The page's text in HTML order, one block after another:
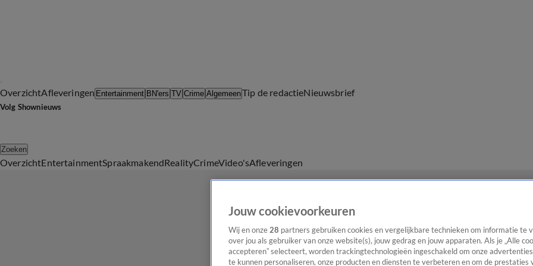
OverzichtAfleveringen Entertainment BN'ers TV Crime AlgemeenTip de redactieNieuwsbrief
Volg Shownieuws
Zoeken
OverzichtEntertainmentSpraakmakendRealityCrimeVideo'sAfleveringen
Jouw cookievoorkeuren
Wij en onze 28 partners gebruiken cookies en vergelijkbare technieken om informatie te
over jou als gebruiker van onze website(s), jouw gedrag en jouw apparaten. Als je „Alle
accepteren” selecteert, worden trackingtechnologieën ingeschakeld om onze
te kunnen personaliseren, onze producten en diensten te verbeteren en om de prestaties